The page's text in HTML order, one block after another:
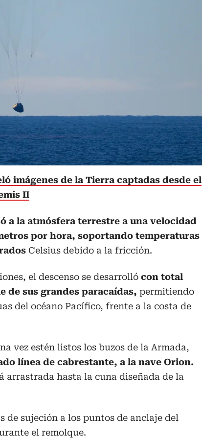
imágenes de la Tierra captadas desde el
II
a la atmósfera terrestre a una velocidad
por hora, soportando temperaturas
Celsius debido a la fricción.
el descenso se desarrolló con total
de sus grandes paracaídas, permitiendo
del océano Pacífico, frente a la costa de
vez estén listos los buzos de la Armada,
línea de cabrestante, a la nave Orion.
arrastrada hasta la cuna diseñada de la
de sujeción a los puntos de anclaje del
el remolque.